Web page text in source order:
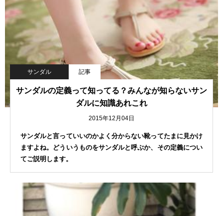
サンダル 記事
サンダルの定義って知ってる？みんなが知らないサン
ダルに知識あれこれ
2015年12月04日
サンダルと言っていいのかよく分からない靴ってたまに見かけ
ますよね。どういうものをサンダルと呼ぶか、その定義につい
てご説明します。